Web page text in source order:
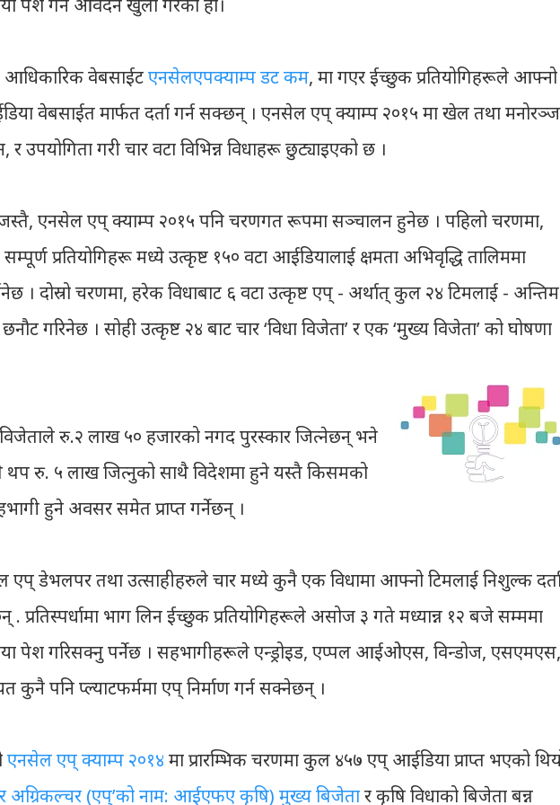
पेश गर्न आवेदन खुला गरेको हो।
आधिकारिक वेबसाईटएनसेलएपक्याम्प डट कम, मा गएर ईच्छुक प्रतियोगिहरूले आफ्नो
वेबसाईत मार्फत दर्ता गर्न सक्छन् । एनसेल एप् क्याम्प २०१५ मा खेल तथा
र उपयोगिता गरी चार वटा विभिन्न विधाहरू छुट्याइएको छ ।
एनसेल एप् क्याम्प २०१५ पनि चरणगत रूपमा सञ्चालन हुनेछ । पहिलो चरणमा,
प्रतियोगिहरू मध्ये उत्कृष्ट १५० वटा आईडियालाई क्षमता अभिवृद्धि तालिममा
। दोस्रो चरणमा, हरेक विधाबाट ६ वटा उत्कृष्ट एप् - अर्थात् कुल २४ टिमलाई - अन्तिम
गरिनेछ । सोही उत्कृष्ट २४ बाट चार ‘विधा विजेता’ र एक ‘मुख्य विजेता’ को घोषणा
रु.२ लाख ५० हजारको नगद पुरस्कार जित्नेछन् भने
रु. ५ लाख जित्नुको साथै विदेशमा हुने यस्तै किसमको
हुने अवसर समेत प्राप्त गर्नेछन् ।
एप् डेभलपर तथा उत्साहीहरुले चार मध्ये कुनै एक विधामा आफ्नो टिमलाई निशुल्क
. प्रतिस्पर्धामा भाग लिन ईच्छुक प्रतियोगिहरूले असोज ३ गते मध्यान्न १२ बजे सम्ममा
पेश गरिसक्नु पर्नेछ । सहभागीहरूले एन्ड्रोइड, एप्पल आईओएस, विन्डोज, एसएमएस,
कुनै पनि प्ल्याटफर्ममा एप् निर्माण गर्न सक्नेछन् ।
एनसेल एप् क्याम्प २०१४ मा प्रारम्भिक चरणमा कुल ४५७ एप् आईडिया प्राप्त भएको
अग्रिकल्चर (एप्’को नाम: आईएफए कृषि) मुख्य बिजेतार कृषि विधाको बिजेता बन्न